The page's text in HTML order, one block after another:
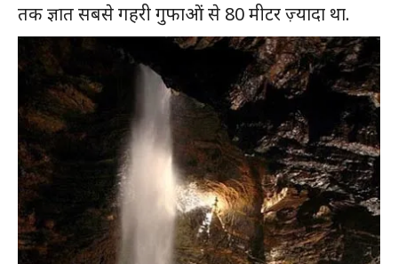
तक ज्ञात सबसे गहरी गुफाओं से 80 मीटर ज़्यादा था.